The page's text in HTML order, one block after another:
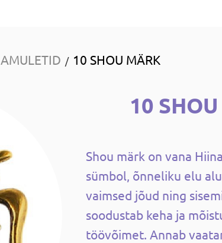
AMULETID / 10 SHOU MÄRK
10
Shou märk on vana
sümbol, õnneliku elu
vaimsed jõud ning
soodustab keha ja
töövõimet. Annab